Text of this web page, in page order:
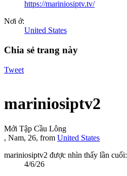
https://mariniosiptv.tv/
Nơi ở:
United States
Chia sẻ trang này
Tweet
mariniosiptv2
Mới Tập Cầu Lông
, Nam, 26, from United States
mariniosiptv2 được nhìn thấy lần cuối:
4/6/26